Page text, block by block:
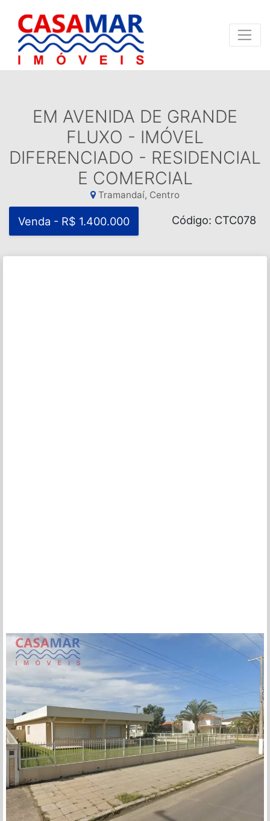
EM AVENIDA DE GRANDE
FLUXO - IMÓVEL
DIFERENCIADO - RESIDENCIAL
E COMERCIAL
Tramandaí, Centro
Código: CTC078
Venda - R$ 1.400.000